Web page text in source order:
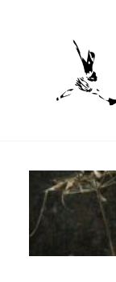
INICIO
PROGRAMACIÓN
FORMACIÓN
CIA. NÓMADA